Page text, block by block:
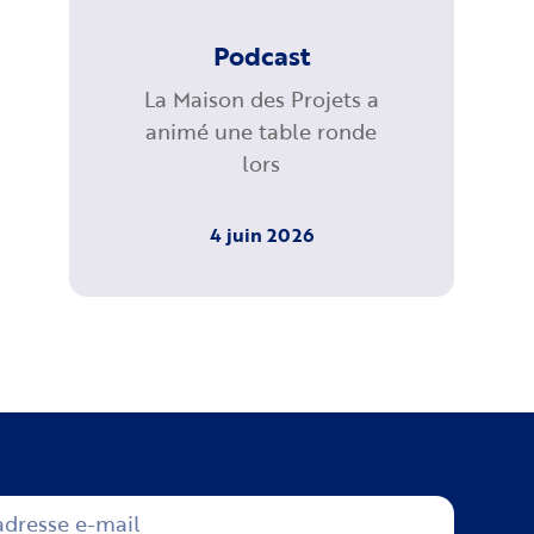
Podcast
La Maison des Projets a
animé une table ronde
lors
4 juin 2026